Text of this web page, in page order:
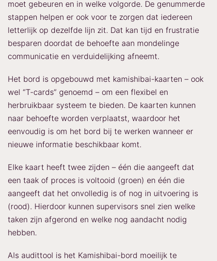
moet gebeuren en in welke volgorde. De genummerde
stappen helpen er ook voor te zorgen dat iedereen
letterlijk op dezelfde lijn zit. Dat kan tijd en frustratie
besparen doordat de behoefte aan mondelinge
communicatie en verduidelijking afneemt.
Het bord is opgebouwd met kamishibai-kaarten – ook
wel “T-cards” genoemd – om een flexibel en
herbruikbaar systeem te bieden. De kaarten kunnen
naar behoefte worden verplaatst, waardoor het
eenvoudig is om het bord bij te werken wanneer er
nieuwe informatie beschikbaar komt.
Elke kaart heeft twee zijden – één die aangeeft dat
een taak of proces is voltooid (groen) en één die
aangeeft dat het onvolledig is of nog in uitvoering is
(rood). Hierdoor kunnen supervisors snel zien welke
taken zijn afgerond en welke nog aandacht nodig
hebben.
Als audittool is het Kamishibai-bord moeilijk te